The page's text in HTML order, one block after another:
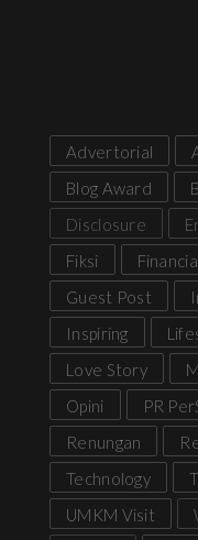
Advertorial
Blog Award
Disclosure
Fiksi
Guest Post
Inspiring
Love Story
Opini
PR
Renungan
Technology
UMKM Visit